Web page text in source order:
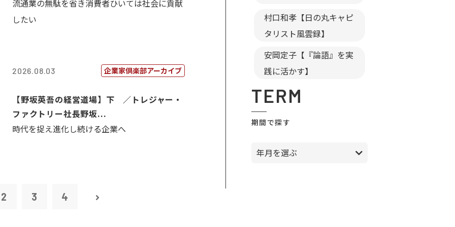
流通業の無駄を省き消費者ひいては社会に貢献
したい
2026.08.03 企業家倶楽部アーカイブ
【野坂英吾の経営道場】下 ／トレジャー・
ファクトリー社長野坂...
時代を捉え進化し続ける企業へ
2 3 4
村口和孝【日の丸キャピ
タリスト風雲録】
安岡定子【『論語』を実
践に活かす】
TERM
期間で探す
年月を選ぶ